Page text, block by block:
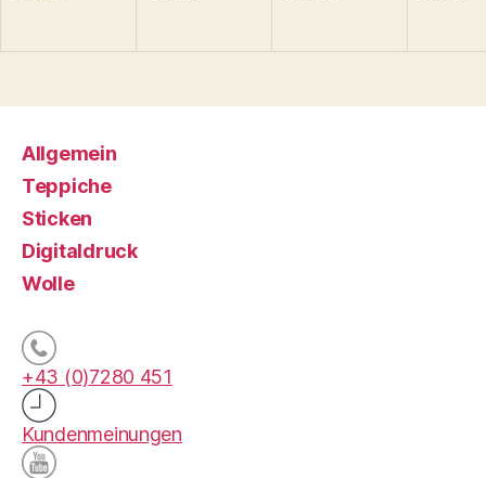
Allgemein
Teppiche
Sticken
Digitaldruck
Wolle
+43 (0)7280 451
Kundenmeinungen